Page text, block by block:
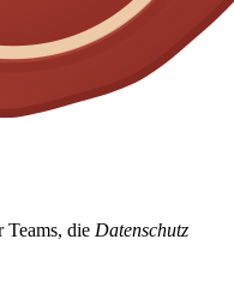
Teams, die Datenschutz